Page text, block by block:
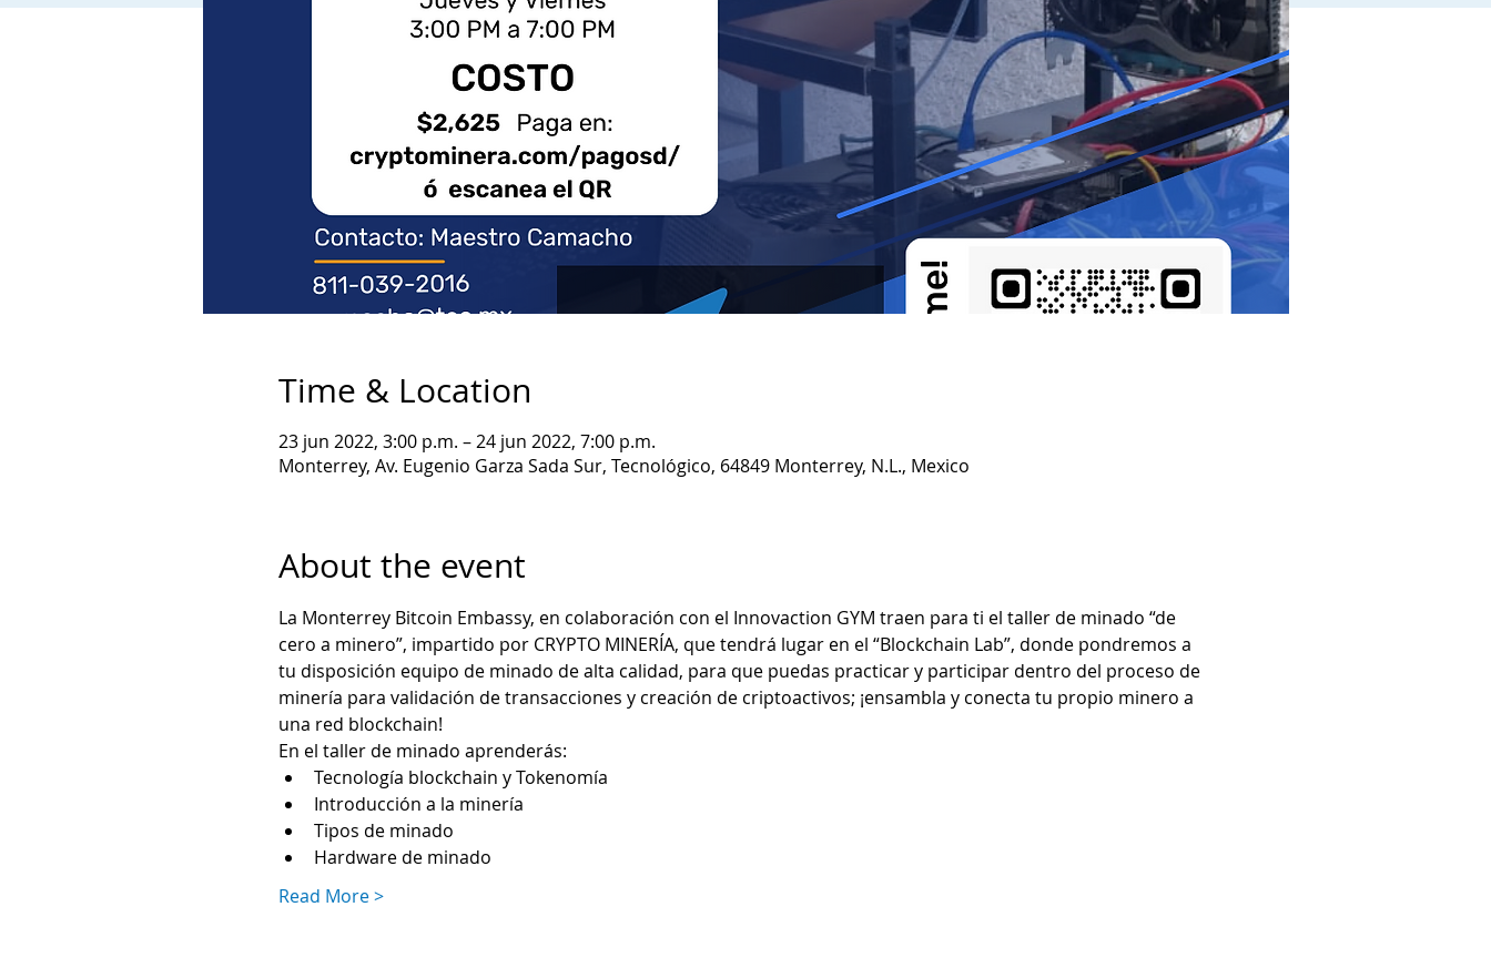
Time & Location
23 jun 2022, 3:00 p.m. – 24 jun 2022, 7:00 p.m.
Monterrey, Av. Eugenio Garza Sada Sur, Tecnológico, 64849 Monterrey, N.L., Mexico
About the event
La Monterrey Bitcoin Embassy, en colaboración con el Innovaction GYM traen para ti el taller de minado “de
cero a minero”, impartido por CRYPTO MINERÍA, que tendrá lugar en el “Blockchain Lab”, donde pondremos a
tu disposición equipo de minado de alta calidad, para que puedas practicar y participar dentro del proceso de
minería para validación de transacciones y creación de criptoactivos; ¡ensambla y conecta tu propio minero a
una red blockchain!
En el taller de minado aprenderás:
Tecnología blockchain y Tokenomía
Introducción a la minería
Tipos de minado
Hardware de minado
Read More >